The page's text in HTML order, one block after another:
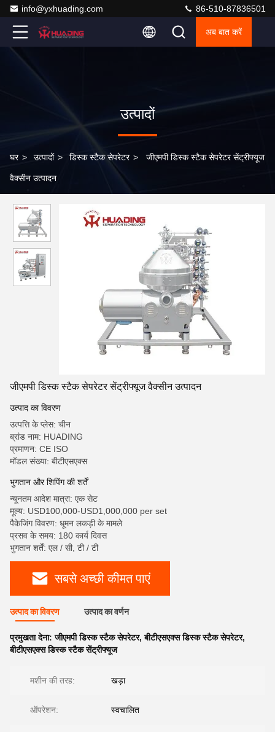
info@yxhuading.com 86-510-87836501
अब बात करें
उत्पादों
घर > उत्पादों > डिस्क स्टैक सेपरेटर > जीएमपी डिस्क स्टैक सेपरेटर सेंट्रीफ्यूज
वैक्सीन उत्पादन
जीएमपी डिस्क स्टैक सेपरेटर सेंट्रीफ्यूज वैक्सीन उत्पादन
उत्पाद का विवरण
उत्पत्ति के प्लेस: चीन
ब्रांड नाम: HUADING
प्रमाणन: CE ISO
मॉडल संख्या: बीटीएसएक्स
भुगतान और शिपिंग की शर्तें
न्यूनतम आदेश मात्रा: एक सेट
मूल्य: USD100,000-USD1,000,000 per set
पैकेजिंग विवरण: धूमन लकड़ी के मामले
प्रसव के समय: 180 कार्य दिवस
भुगतान शर्तें: एल / सी, टी / टी
सबसे अच्छी कीमत पाएं
उत्पाद का विवरण उत्पाद का वर्णन
प्रमुखता देना:जीएमपी डिस्क स्टैक सेपरेटर,बीटीएसएक्स डिस्क स्टैक सेपरेटर,
बीटीएसएक्स डिस्क स्टैक सेंट्रीफ्यूज
मशीन की तरह: खड़ा
ऑपरेशन: स्वचालित